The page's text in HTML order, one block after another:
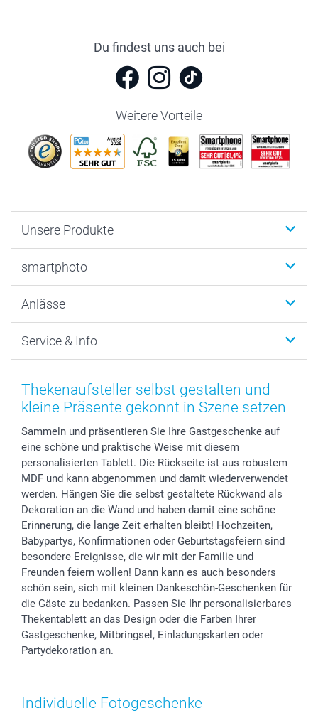
Du findest uns auch bei
Weitere Vorteile
Unsere Produkte
Fotogeschenke
MyNameBook
Fotoabzüge, Fotos als Buch & Poster
Zubehör & Material
Foto-Kalender & Agenden
Geschenk-Gutscheine (PDF)
smartphoto
Warum smartphoto
Datenschutz
AGB
Impressum
Partnerprogramme
Investor Relations
B2B smartbusiness
Widerrufsrecht
Anlässe
Neujahr
Muttertag
Vatertag
Hochzeit
Geburtstag
Geburt
Zu allen Anlässen
Service & Info
Anmelden /Registrieren
Preise und Versandkosten
72h Lieferung
Zahlungsmöglichkeiten
Sitemap
Status der Bestellung
smartfriends
smartgarantie
smartbonus
Thekenaufsteller selbst gestalten und
kleine Präsente gekonnt in Szene setzen
Sammeln und präsentieren Sie Ihre Gastgeschenke auf
eine schöne und praktische Weise mit diesem
personalisierten Tablett. Die Rückseite ist aus robustem
MDF und kann abgenommen und damit wiederverwendet
werden. Hängen Sie die selbst gestaltete Rückwand als
Dekoration an die Wand und haben damit eine schöne
Erinnerung, die lange Zeit erhalten bleibt! Hochzeiten,
Babypartys, Konfirmationen oder Geburtstagsfeiern sind
besondere Ereignisse, die wir mit der Familie und
Freunden feiern wollen! Dann kann es auch besonders
schön sein, sich mit kleinen Dankeschön-Geschenken für
die Gäste zu bedanken. Passen Sie Ihr personalisierbares
Thekentablett an das Design oder die Farben Ihrer
Gastgeschenke, Mitbringsel, Einladungskarten oder
Partydekoration an.
Individuelle Fotogeschenke